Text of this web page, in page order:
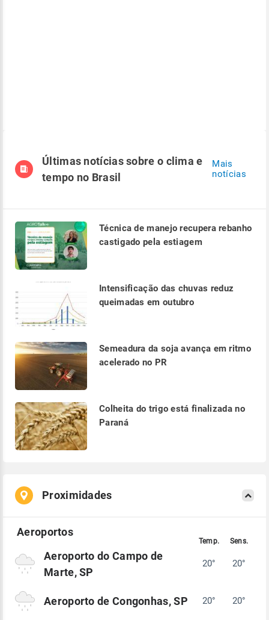
Últimas notícias sobre o clima e
tempo no Brasil
Mais
notícias
Técnica de manejo recupera rebanho
castigado pela estiagem
Intensificação das chuvas reduz
queimadas em outubro
Semeadura da soja avança em ritmo
acelerado no PR
Colheita do trigo está finalizada no
Paraná
Proximidades
Aeroporto do Campo de
Marte, SP
20° 20°
Aeroporto de Congonhas, SP 20° 20°